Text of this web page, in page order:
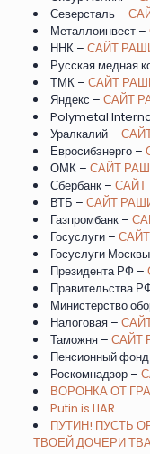
Северсталь –
Металлоинвест –
ННК – САЙТ
Русская медная
ТМК – САЙТ
Яндекс – САЙТ
Polymetal
Уралкалий –
Евросибэнерго –
ОМК – САЙТ
Сбербанк – САЙТ
ВТБ – САЙТ
Газпромбанк –
Госуслуги –
Госуслуги
Президента РФ –
Правительства
Министерство
Налоговая –
Таможня – САЙТ
Пенсионный
Роскомнадзор –
ВОРОНКА ОТ
Putin is LIAR
ПУТИН! ПУСТЬ
ТВОЕЙ ДОЧЕРИ